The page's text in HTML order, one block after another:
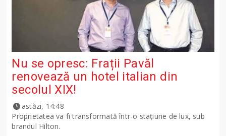
Nu se opresc: Frații Pavăl
renovează un hotel italian din
secolul XIX!
astăzi, 14:48
Proprietatea va fi transformată într-o stațiune de lux, sub
brandul Hilton.